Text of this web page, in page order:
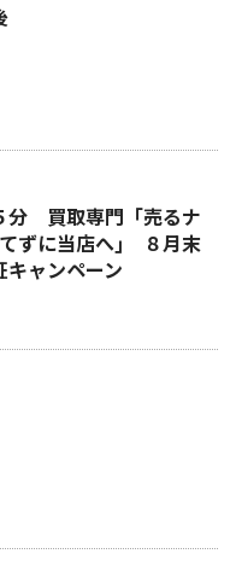
分 買取専門「売るナ
ずに当店へ｣ ８月末
キャンペーン